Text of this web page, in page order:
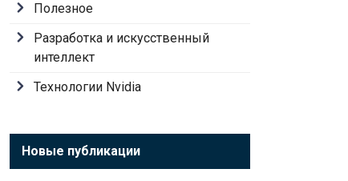
Полезное
Разработка и искусственный
интеллект
Технологии Nvidia
Новые публикации